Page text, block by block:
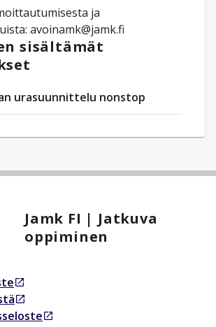
ja
avoinamk@jamk.fi
sisältämät
urasuunnittelu nonstop
Jamk FI | Jatkuva
oppiminen
välilehdessä
välilehdessä
välilehdessä